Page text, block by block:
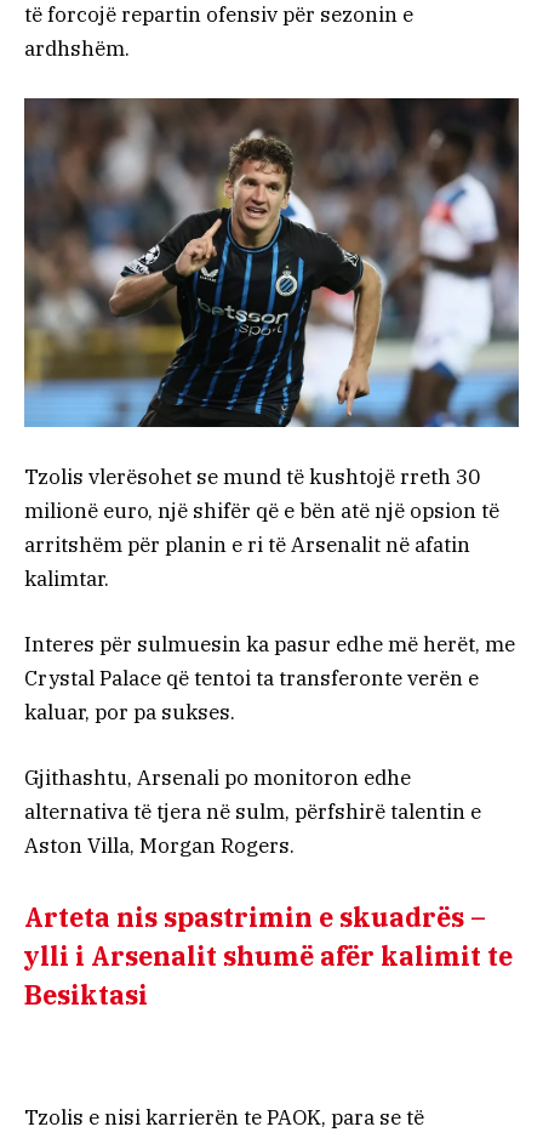
të forcojë repartin ofensiv për sezonin e
ardhshëm.
Tzolis vlerësohet se mund të kushtojë rreth 30
milionë euro, një shifër që e bën atë një opsion të
arritshëm për planin e ri të Arsenalit në afatin
kalimtar.
Interes për sulmuesin ka pasur edhe më herët, me
Crystal Palace që tentoi ta transferonte verën e
kaluar, por pa sukses.
Gjithashtu, Arsenali po monitoron edhe
alternativa të tjera në sulm, përfshirë talentin e
Aston Villa, Morgan Rogers.
Arteta nis spastrimin e skuadrës –
ylli i Arsenalit shumë afër kalimit te
Besiktasi
Tzolis e nisi karrierën te PAOK, para se të